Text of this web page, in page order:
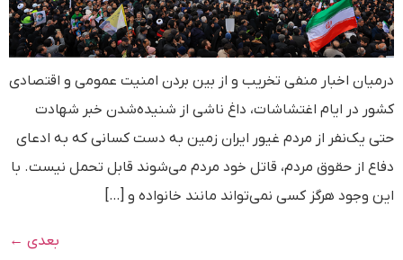
درمیان اخبار منفی تخریب و از بین بردن امنیت عمومی و اقتصادی
کشور در ایام اغتشاشات، داغ ناشی از شنیده‌شدن خبر شهادت
حتی یک‌نفر از مردم غیور ایران زمین به دست کسانی که به ادعای
دفاع از حقوق مردم، قاتل خود مردم می‌شوند قابل تحمل نیست. با
این وجود هرگز کسی نمی‌تواند مانند خانواده و […]
بعدی ←